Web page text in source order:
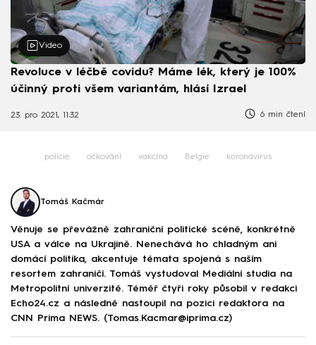
Video
Revoluce v léčbě covidu? Máme lék, který je 100%
účinný proti všem variantám, hlásí Izrael
23. pro 2021, 11:32 6 min čtení
policie očkování vakcína Belgie koronavirus
Tomáš Kačmár
Věnuje se převážně zahraniční politické scéně, konkrétně
USA a válce na Ukrajině. Nenechává ho chladným ani
domácí politika, akcentuje témata spojená s naším
resortem zahraničí. Tomáš vystudoval Mediální studia na
Metropolitní univerzitě. Téměř čtyři roky působil v redakci
Echo24.cz a následně nastoupil na pozici redaktora na
CNN Prima NEWS. (Tomas.Kacmar@iprima.cz)